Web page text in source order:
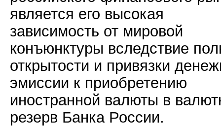
является его высокая
зависимость от мировой
конъюнктуры вследствие
открытости и привязки
эмиссии к приобретению
иностранной валюты в
резерв Банка России.